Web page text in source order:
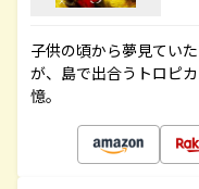
子供の頃から夢見てい
が、島で出合うトロピ
憶。